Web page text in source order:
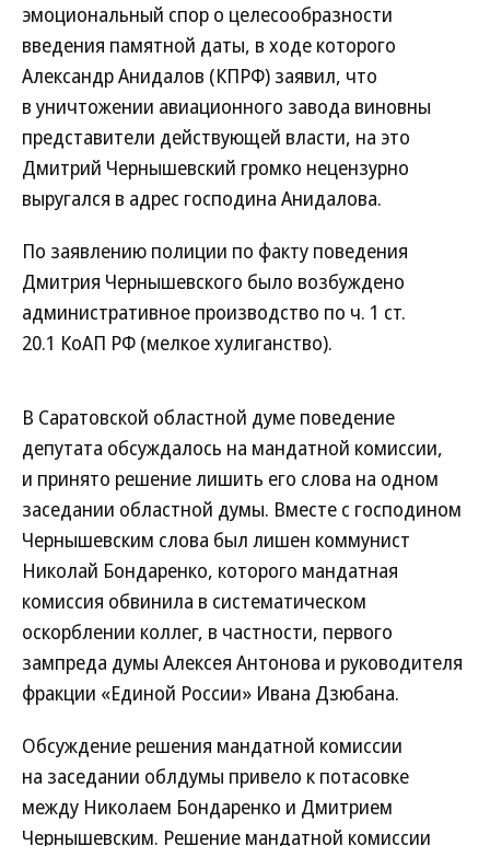
эмоциональный спор о целесообразности
введения памятной даты, в ходе которого
Александр Анидалов (КПРФ) заявил, что
в уничтожении авиационного завода виновны
представители действующей власти, на это
Дмитрий Чернышевский громко нецензурно
выругался в адрес господина Анидалова.
По заявлению полиции по факту поведения
Дмитрия Чернышевского было возбуждено
административное производство по ч. 1 ст.
20.1 КоАП РФ (мелкое хулиганство).
В Саратовской областной думе поведение
депутата обсуждалось на мандатной комиссии,
и принято решение лишить его слова на одном
заседании областной думы. Вместе с господином
Чернышевским слова был лишен коммунист
Николай Бондаренко, которого мандатная
комиссия обвинила в систематическом
оскорблении коллег, в частности, первого
зампреда думы Алексея Антонова и руководителя
фракции «Единой России» Ивана Дзюбана.
Обсуждение решения мандатной комиссии
на заседании облдумы привело к потасовке
между Николаем Бондаренко и Дмитрием
Чернышевским. Решение мандатной комиссии